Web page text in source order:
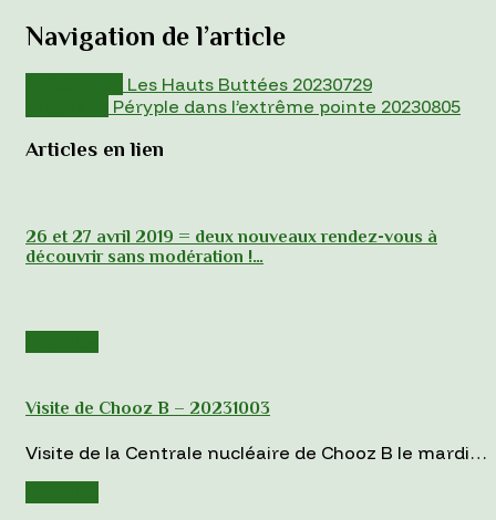
Navigation de l’article
Les Hauts Buttées 20230729
Péryple dans l’extrême pointe 20230805
Articles en lien
26 et 27 avril 2019 = deux nouveaux rendez-vous à
découvrir sans modération !…
Visite de Chooz B – 20231003
Visite de la Centrale nucléaire de Chooz B le mardi…